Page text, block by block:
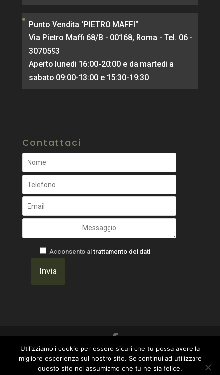
Punto Vendita "PIETRO MAFFI"
Via Pietro Maffi 68/B - 00168, Roma - Tel. 06 -
3070593
Aperto lunedi 16:00-20:00 e da martedi a
sabato 09:00-13:00 e 15:30-19:30
Contattaci
Acconsento al trattamento dei dati
Un progetto di Gavilab Web Agency ~ I Marinai
del Web|Privacy Policy-OtticaFava -
Utilizziamo i cookie per essere sicuri che tu possa avere la
migliore esperienza sul nostro sito. Se continui ad utilizzare
questo sito noi assumiamo che tu ne sia felice.